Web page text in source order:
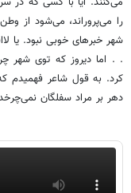
را می‌پروراند، می‌شود از
شهر خبر‌های خوبی نبود. یا
. . اما دیروز که توی شهر
کرد. به قول شاعر فهمیدم
دهر بر مراد سفلگان